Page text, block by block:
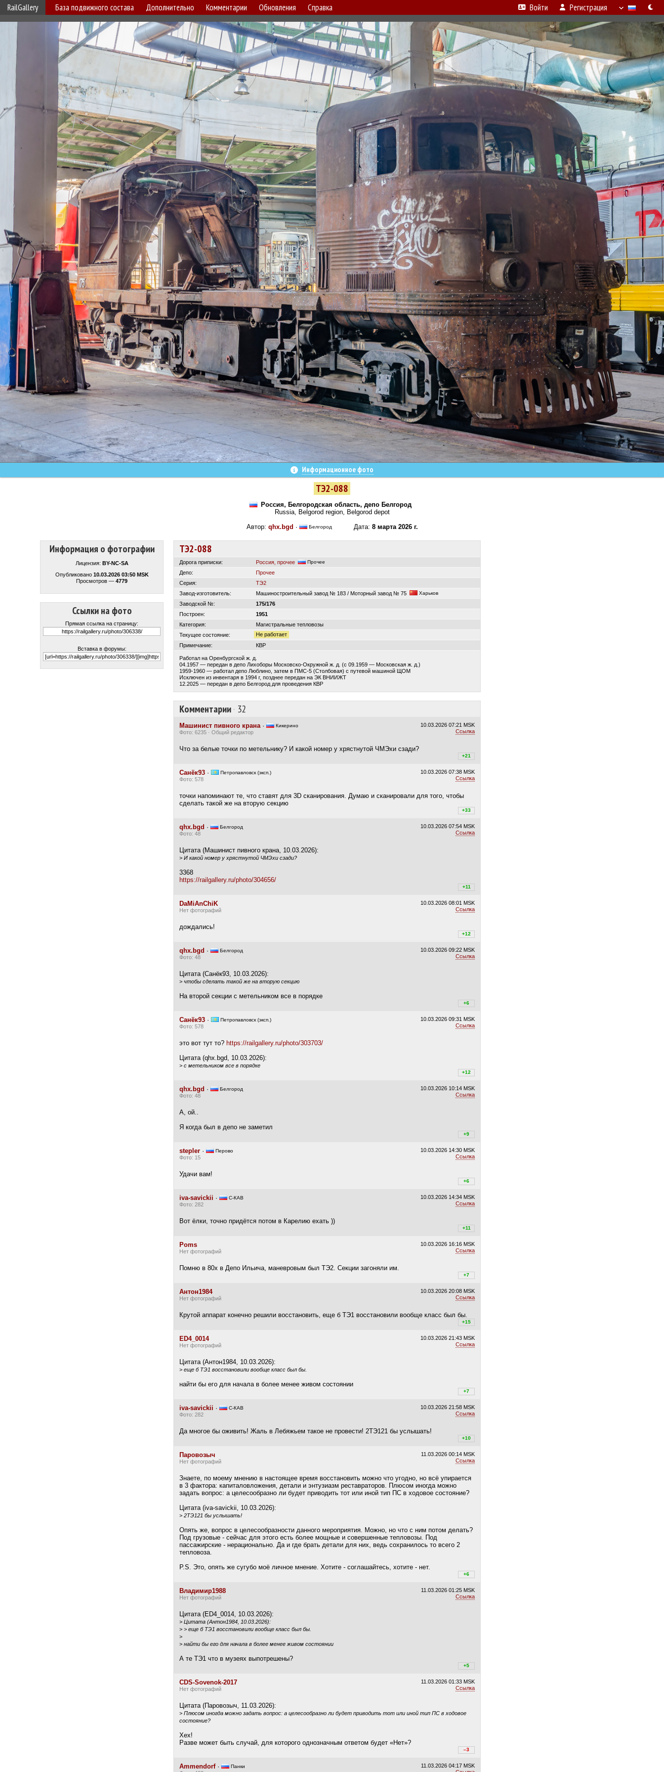
RailGallery База подвижного состава Дополнительно Комментарии Обновления Справка Войти Регистрация
Информационное фото
ТЭ2-088
Россия, Белгородская область, депо Белгород
Russia, Belgorod region, Belgorod depot
Автор: qhx.bgd · БелгородДата: 8 марта 2026 г.
Информация о фотографии
Лицензия: BY-NC-SA
Опубликовано 10.03.2026 03:50 MSK
Просмотров — 4779
Ссылки на фото
Прямая ссылка на страницу:
Вставка в форумы:
ТЭ2-088
Дорога приписки: Россия, прочее Прочее
Депо:
Прочее
Серия:
ТЭ2
Завод-изготовитель:
Машиностроительный завод № 183 / Моторный завод № 75 Харьков
Заводской №:
175/176
Построен:
1951
Категория:
Магистральные тепловозы
Текущее состояние:
Не работает
Примечание:
КВР
Работал на Оренбургской ж. д.
04.1957 — передан в депо Лихоборы Московско-Окружной ж. д. (с 09.1959 — Московская ж. д.)
1959-1960 — работал депо Люблино, затем в ПМС-5 (Столбовая) с путевой машиной ЩОМ
Исключен из инвентаря в 1994 г, позднее передан на ЭК ВНИИЖТ
12.2025 — передан в депо Белгород для проведения КВР
Комментарии· 32
10.03.2026 07:21 MSK
Ссылка
Машинист пивного крана· Кикерино
Фото: 6235 · Общий редактор
Что за белые точки по метельнику? И какой номер у хрястнутой ЧМЭхи сзади?
+21
+21/
10.03.2026 07:38 MSK
Ссылка
Санёк93 · Петропавловск (эксп.)
Фото: 578
точки напоминают те, что ставят для 3D сканирования. Думаю и сканировали для того, чтобы
сделать такой же на вторую секцию
+33
+33/
10.03.2026 07:54 MSK
Ссылка
qhx.bgd · Белгород
Фото: 48
Цитата (Машинист пивного крана, 10.03.2026):
> И какой номер у хрястнутой ЧМЭхи сзади?
3368
https://railgallery.ru/photo/304656/
+11
+11/
10.03.2026 08:01 MSK
Ссылка
DaMiAnChiK
Нет фотографий
дождались!
+12
+13/
10.03.2026 09:22 MSK
Ссылка
qhx.bgd · Белгород
Фото: 48
Цитата (Санёк93, 10.03.2026):
> чтобы сделать такой же на вторую секцию
На второй секции с метельником все в порядке
+6
+8/–2
10.03.2026 09:31 MSK
Ссылка
Санёк93 · Петропавловск (эксп.)
Фото: 578
это вот тут то? https://railgallery.ru/photo/303703/
Цитата (qhx.bgd, 10.03.2026):
> с метельником все в порядке
+12
+12/
10.03.2026 10:14 MSK
Ссылка
qhx.bgd · Белгород
Фото: 48
А, ой..
Я когда был в депо не заметил
+9
+9/–0
10.03.2026 14:30 MSK
Ссылка
stepler · Перово
Фото: 15
Удачи вам!
+6
+6/–0
10.03.2026 14:34 MSK
Ссылка
iva-savickii · C-КАВ
Фото: 282
Вот ёлки, точно придётся потом в Карелию ехать ))
+11
+13/
10.03.2026 16:16 MSK
Ссылка
Poms
Нет фотографий
Помню в 80х в Депо Ильича, маневровым был ТЭ2. Секции загоняли им.
+7
+7/–0
10.03.2026 20:08 MSK
Ссылка
Антон1984
Нет фотографий
Крутой аппарат конечно решили восстановить, еще б ТЭ1 восстановили вообще класс был бы.
+15
+16/
10.03.2026 21:43 MSK
Ссылка
ED4_0014
Нет фотографий
Цитата (Антон1984, 10.03.2026):
> еще б ТЭ1 восстановили вообще класс был бы.
найти бы его для начала в более менее живом состоянии
+7
+7/–0
10.03.2026 21:58 MSK
Ссылка
iva-savickii · C-КАВ
Фото: 282
Да многое бы оживить! Жаль в Лебяжьем такое не провести! 2ТЭ121 бы услышать!
+10
+10/
11.03.2026 00:14 MSK
Ссылка
Паровозыч
Нет фотографий
Знаете, по моему мнению в настоящее время восстановить можно что угодно, но всё упирается
в 3 фактора: капиталовложения, детали и энтузиазм реставраторов. Плюсом иногда можно
задать вопрос: а целесообразно ли будет приводить тот или иной тип ПС в ходовое состояние?
Цитата (iva-savickii, 10.03.2026):
> 2ТЭ121 бы услышать!
Опять же, вопрос в целесообразности данного мероприятия. Можно, но что с ним потом делать?
Под грузовые - сейчас для этого есть более мощные и совершенные тепловозы. Под
пассажирские - нерационально. Да и где брать детали для них, ведь сохранилось то всего 2
тепловоза.
P.S. Это, опять же сугубо моё личное мнение. Хотите - соглашайтесь, хотите - нет.
+6
+7/–1
11.03.2026 01:25 MSK
Ссылка
Владимир1988
Нет фотографий
Цитата (ED4_0014, 10.03.2026):
> Цитата (Антон1984, 10.03.2026):
> > еще б ТЭ1 восстановили вообще класс был бы.
>
> найти бы его для начала в более менее живом состоянии
А те ТЭ1 что в музеях выпотрешены?
+5
+5/–0
11.03.2026 01:33 MSK
Ссылка
CDS-Sovenok-2017
Нет фотографий
Цитата (Паровозыч, 11.03.2026):
> Плюсом иногда можно задать вопрос: а целесообразно ли будет приводить тот или иной тип ПС в ходовое
состояние?
Хех!
Разве может быть случай, для которого однозначным ответом будет «Нет»?
–3
+2/–5
11.03.2026 04:17 MSK
Ammendorf· Панки